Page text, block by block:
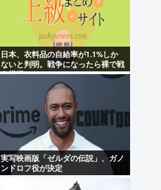
日本、衣料品の自給率が1.1%しか
ないと判明。戦争になったら裸で戦
う模様www
実写映画版「ゼルダの伝説」、ガノ
ンドロフ役が決定